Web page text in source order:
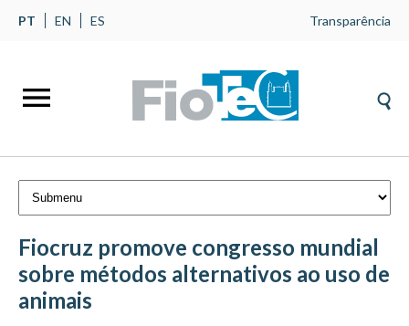
PT EN ES Transparência
Fiocruz promove congresso mundial
sobre métodos alternativos ao uso de
animais